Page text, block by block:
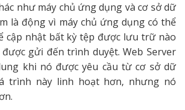
như máy chủ ứng dụng và cơ sở dữ
là động vì máy chủ ứng dụng có thể
cập nhật bất kỳ tệp được lưu trữ nào
gửi đến trình duyệt. Web Server
khi nó được yêu cầu từ cơ sở dữ
trình này linh hoạt hơn, nhưng nó